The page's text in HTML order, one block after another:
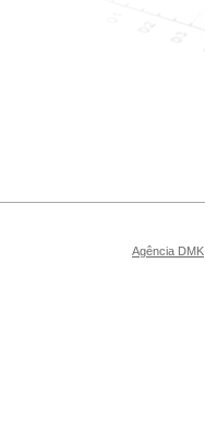
Agência DMK